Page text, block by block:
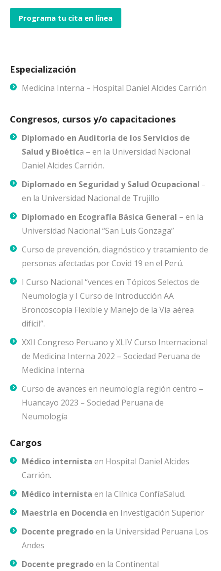
Programa tu cita en línea
Especialización
Medicina Interna – Hospital Daniel Alcides Carrión
Congresos, cursos y/o capacitaciones
Diplomado en Auditoria de los Servicios de
Salud y Bioética – en la Universidad Nacional
Daniel Alcides Carrión.
Diplomado en Seguridad y Salud Ocupacional –
en la Universidad Nacional de Trujillo
Diplomado en Ecografía Básica General – en la
Universidad Nacional “San Luis Gonzaga”
Curso de prevención, diagnóstico y tratamiento de
personas afectadas por Covid 19 en el Perú.
I Curso Nacional “vences en Tópicos Selectos de
Neumología y I Curso de Introducción AA
Broncoscopia Flexible y Manejo de la Vía aérea
difícil”.
XXII Congreso Peruano y XLIV Curso Internacional
de Medicina Interna 2022 – Sociedad Peruana de
Medicina Interna
Curso de avances en neumología región centro –
Huancayo 2023 – Sociedad Peruana de
Neumología
Cargos
Médico internista en Hospital Daniel Alcides
Carrión.
Médico internista en la Clínica ConfíaSalud.
Maestría en Docencia en Investigación Superior
Docente pregradoen la Universidad Peruana Los
Andes
Docente pregradoen la Continental